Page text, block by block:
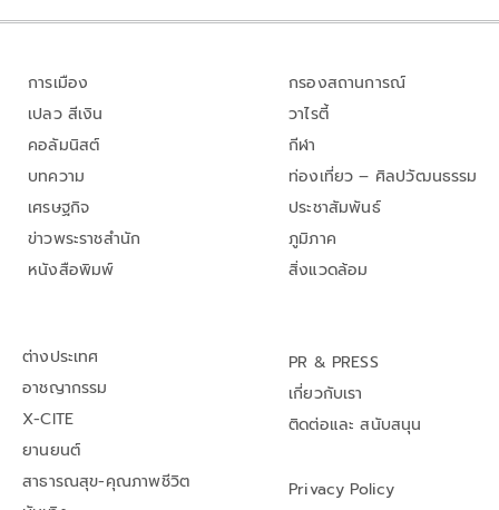
การเมือง
เปลว สีเงิน
คอลัมนิสต์
บทความ
เศรษฐกิจ
ข่าวพระราชสำนัก
หนังสือพิมพ์
กรองสถานการณ์
วาไรตี้
กีฬา
ท่องเที่ยว – ศิลปวัฒนธรรม
ประชาสัมพันธ์
ภูมิภาค
สิ่งแวดล้อม
ต่างประเทศ
อาชญากรรม
X-CITE
ยานยนต์
สาธารณสุข-คุณภาพชีวิต
PR & PRESS
เกี่ยวกับเรา
ติดต่อและ สนับสนุน
Privacy Policy